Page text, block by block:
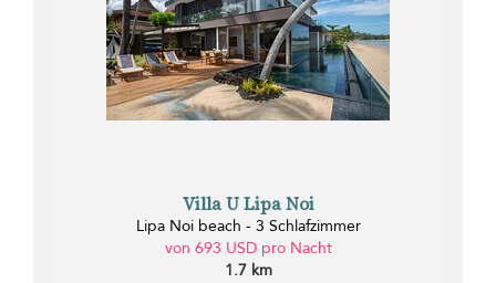
Villa U Lipa Noi
Lipa Noi beach - 3 Schlafzimmer
von 693 USD pro Nacht
1.7 km